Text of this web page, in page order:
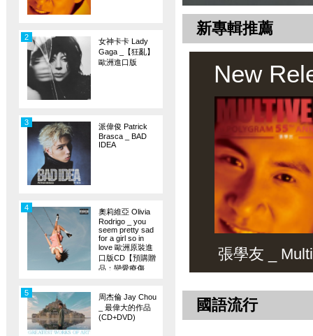
女神卡卡 Lady
Gaga _【狂亂】
歐洲進口版
2
派偉俊 Patrick
Brasca _ BAD
IDEA
3
奧莉維亞 Olivia
Rodrigo _ you
seem pretty sad
for a girl so in
love 歐洲原裝進
口版CD【預購贈
品：戀愛療傷
4
周杰倫 Jay Chou
_ 最偉大的作品
(CD+DVD)
5
新專輯推薦
New
張學友 _
國語流行